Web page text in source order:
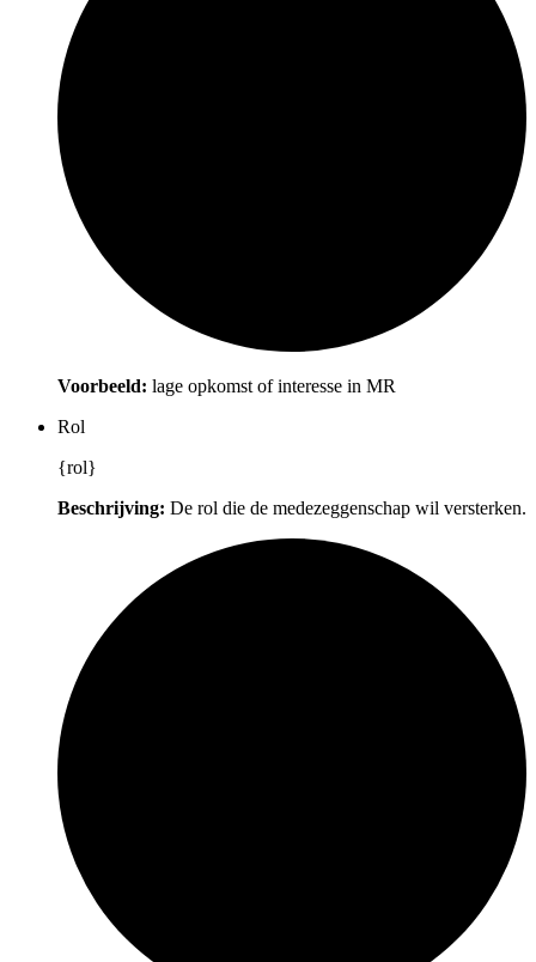
Voorbeeld: lage opkomst of interesse in MR
Rol
{rol}
Beschrijving: De rol die de medezeggenschap wil versterken.